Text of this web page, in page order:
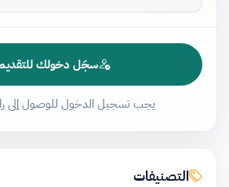
سجّل دخولك
يجب تسجيل الدخول للوصول إلى
التصنيفات